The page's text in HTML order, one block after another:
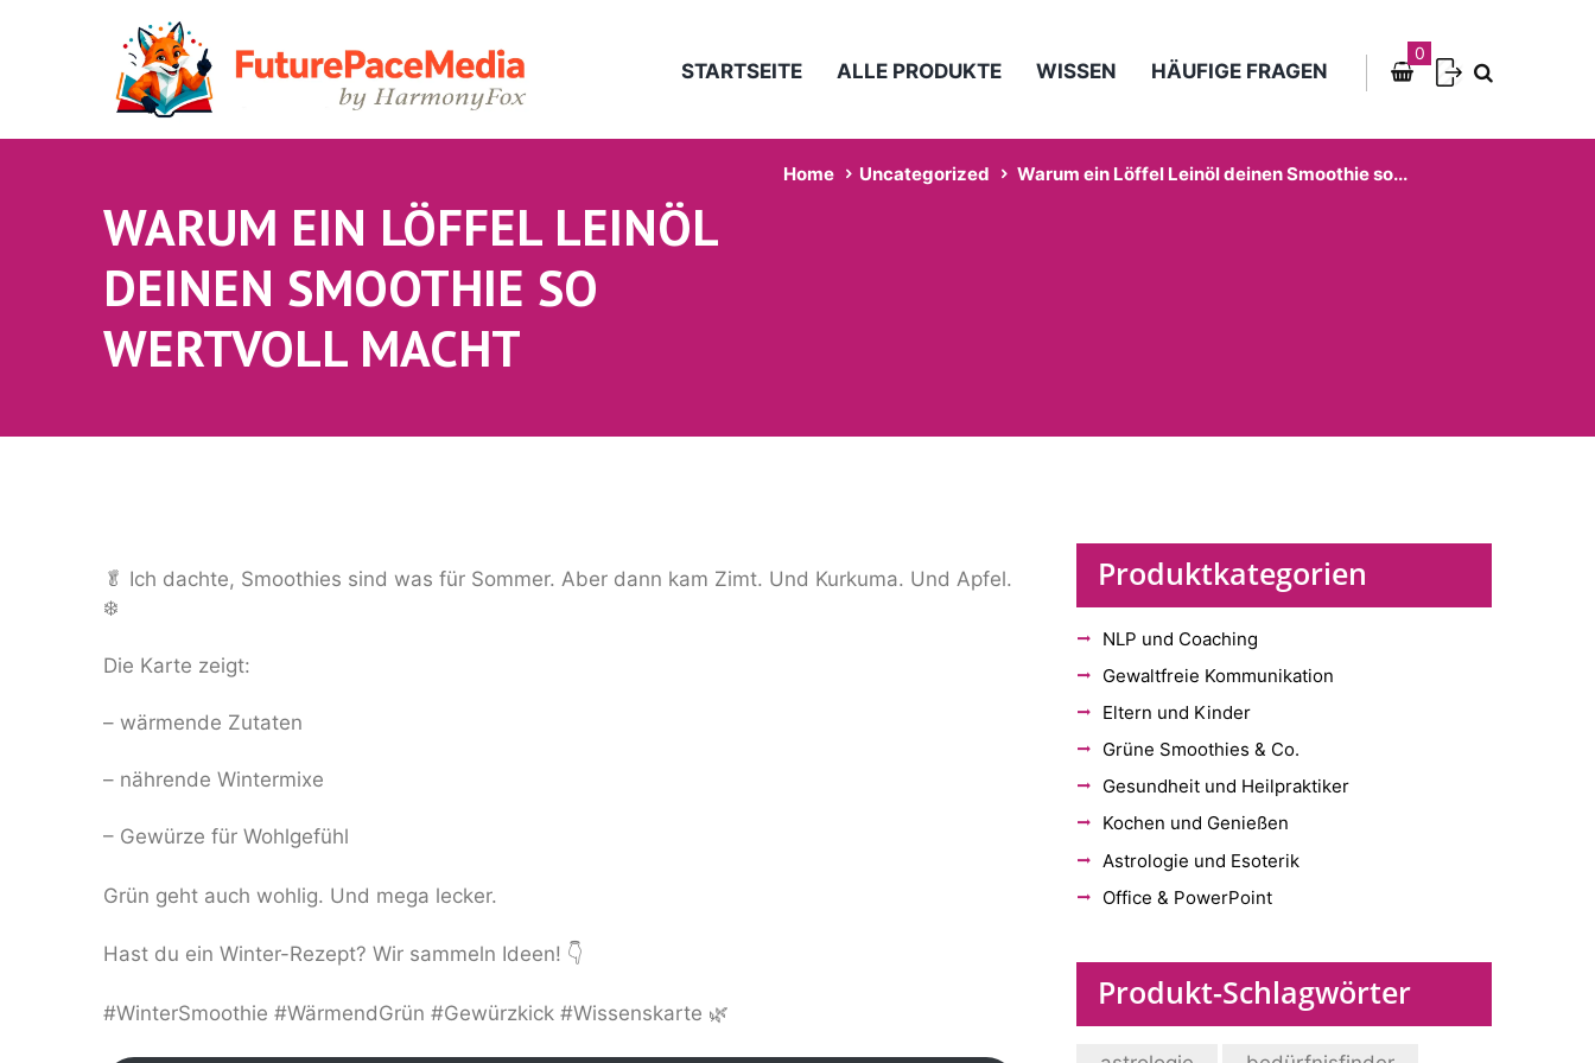
STARTSEITE ALLE PRODUKTE WISSEN HÄUFIGE FRAGEN
0
WARUM EIN LÖFFEL LEINÖL
DEINEN SMOOTHIE SO
WERTVOLL MACHT
Home Uncategorized Warum ein Löffel Leinöl deinen Smoothie so...
🥬 Ich dachte, Smoothies sind was für Sommer. Aber dann kam Zimt. Und Kurkuma. Und Apfel.
❄️
Die Karte zeigt:
– wärmende Zutaten
– nährende Wintermixe
– Gewürze für Wohlgefühl
Grün geht auch wohlig. Und mega lecker.
Hast du ein Winter-Rezept? Wir sammeln Ideen! 👇
#WinterSmoothie #WärmendGrün #Gewürzkick #Wissenskarte 🌿
Produktkategorien
NLP und Coaching
Gewaltfreie Kommunikation
Eltern und Kinder
Grüne Smoothies & Co.
Gesundheit und Heilpraktiker
Kochen und Genießen
Astrologie und Esoterik
Office & PowerPoint
Produkt-Schlagwörter